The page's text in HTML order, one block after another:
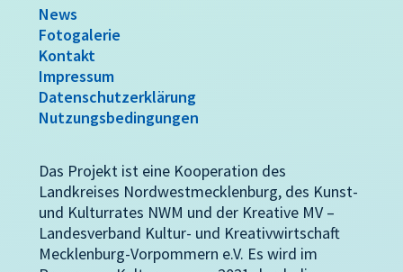
News
Fotogalerie
Kontakt
Impressum
Datenschutzerklärung
Nutzungsbedingungen
Das Projekt ist eine Kooperation des
Landkreises Nordwestmecklenburg, des Kunst-
und Kulturrates NWM und der Kreative MV –
Landesverband Kultur- und Kreativwirtschaft
Mecklenburg-Vorpommern e.V. Es wird im